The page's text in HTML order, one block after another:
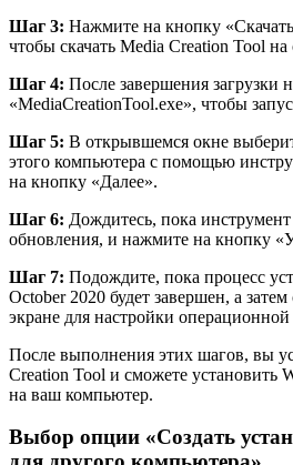
Шаг 3: Нажмите на кнопку
чтобы скачать Media Creation Tool
Шаг 4: После завершения загрузки
«MediaCreationTool.exe», чтобы
Шаг 5: В открывшемся окне
этого компьютера с помощью
на кнопку «Далее».
Шаг 6: Дождитесь, пока
обновления, и нажмите на кнопку
Шаг 7: Подождите, пока процесс
October 2020 будет завершен, а
экране для настройки
После выполнения этих шагов, вы
Creation Tool и сможете установить
на ваш компьютер.
Выбор опции «Создать